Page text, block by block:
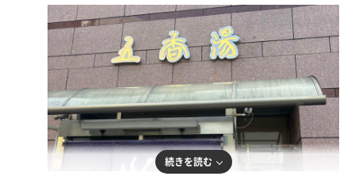
天ぷらうどん
出汁と七味がベストマッチ
給水機
続きを読む